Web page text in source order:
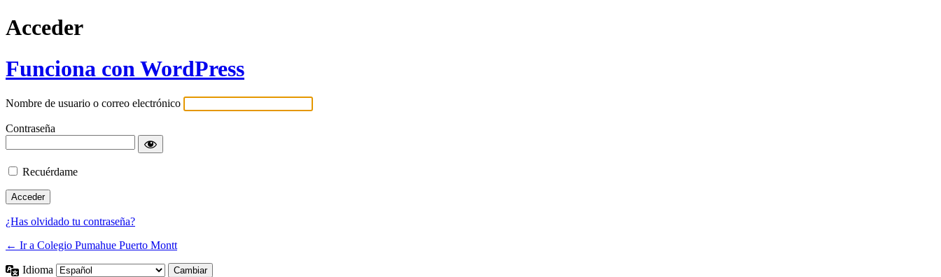
Acceder
Funciona con WordPress
Nombre de usuario o correo electrónico
Contraseña
Recuérdame
¿Has olvidado tu contraseña?
← Ir a Colegio Pumahue Puerto Montt
Idioma